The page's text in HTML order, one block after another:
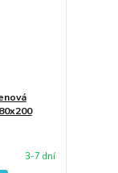
3-7 dní